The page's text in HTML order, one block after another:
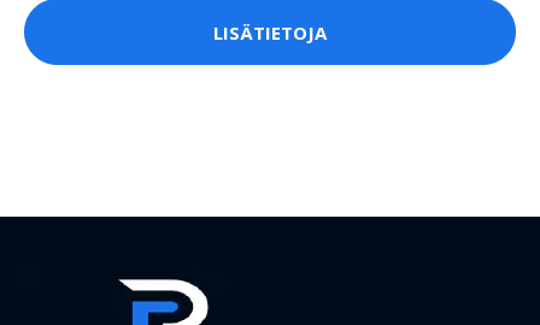
LISÄTIETOJA